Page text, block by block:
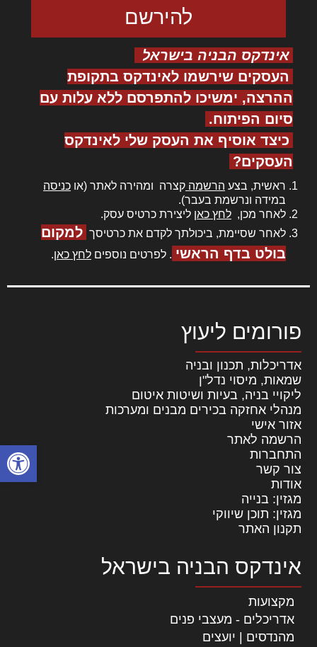
פתח
אינדקס הבניה בישראל
העסקים שירשמו לאינדקס בתקופת
ההרצה, ימשיכו להתפרסם ללא עלות עם
סיום הפיתוח.
כיצד אוסיף את העסק שלי לאינדקס
העסקים?
ראשית, בצע הרשמה קצרה ומהירה לאתר (או כניסה
במידה ונרשמת בעבר).
לאחר מכן, לחץ כאן ליצירת כרטיס עסק.
לאחר שסיימת, ביכולתך לקדם את כרטיסך למקום
בולט בדף הראשי . לפרטים נוספים לחץ כאן.
פורומים ליעוץ
אדריכלות, תכנון ובניה
שמאות, מיסוי נדל"ן
ליקויי בניה, בעיות ושיטות איטום
מנהלי אחזקה בכירים מבנים ומערכות
אזור אישי
הרשמה לאתר
התחברות
צור קשר
אודות
מגזין: בנייה
מגזין: תוכן שיווקי
תקנון האתר
אינדקס הבניה בישראל
מקצועות
אדריכלים - מעצבי פנים
מהנדסים | יועצים